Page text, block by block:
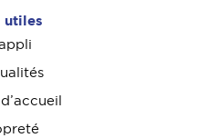
utiles